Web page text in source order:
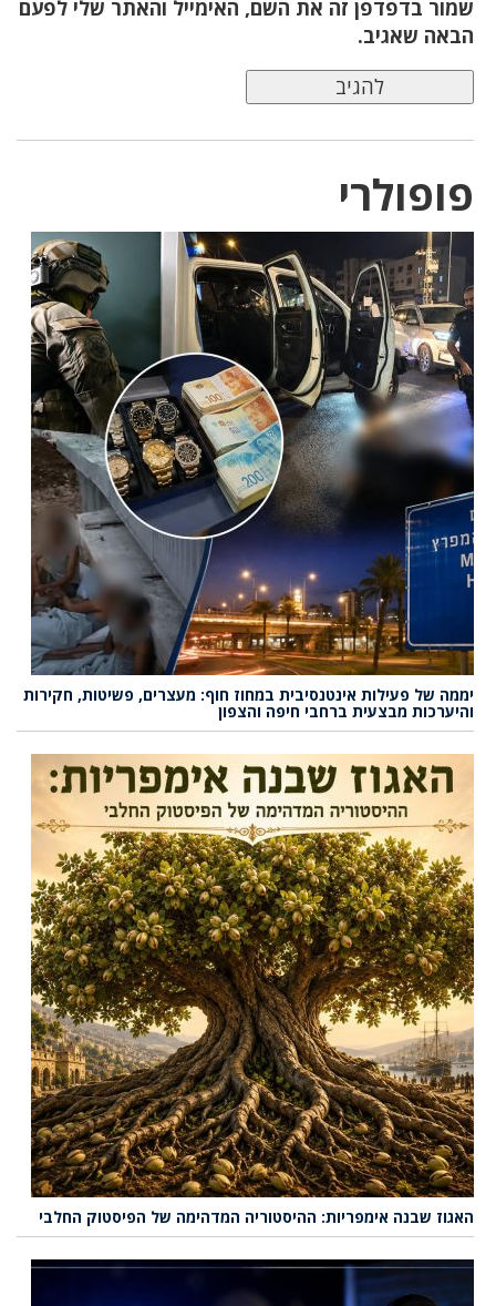
שמור בדפדפן זה את השם, האימייל והאתר שלי לפעם
הבאה שאגיב.
פופולרי
יממה של פעילות אינטנסיבית במחוז חוף: מעצרים, פשיטות, חקירות
והיערכות מבצעית ברחבי חיפה והצפון
האגוז שבנה אימפריות: ההיסטוריה המדהימה של הפיסטוק החלבי